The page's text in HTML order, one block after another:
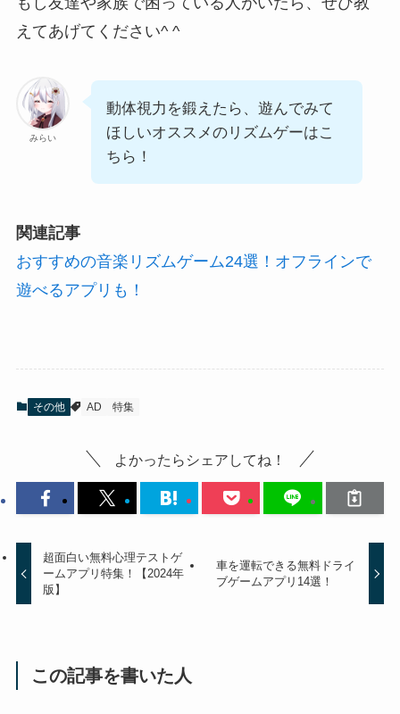
えてあげてください^ ^
みらい
動体視力を鍛えたら、遊んでみて
ほしいオススメのリズムゲーはこ
ちら！
関連記事
おすすめの音楽リズムゲーム24選！オフラインで
遊べるアプリも！
その他 AD 特集
よかったらシェアしてね！
超面白い無料心理テストゲ
ームアプリ特集！【2024年
版】
車を運転できる無料ドライ
ブゲームアプリ14選！
この記事を書いた人